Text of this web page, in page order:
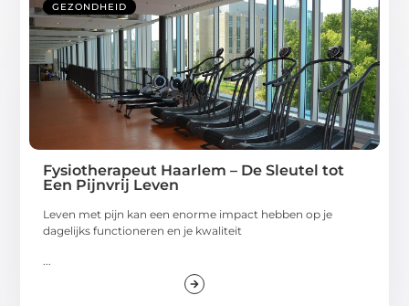
GEZONDHEID
Fysiotherapeut Haarlem – De Sleutel tot
Een Pijnvrij Leven
Leven met pijn kan een enorme impact hebben op je
dagelijks functioneren en je kwaliteit